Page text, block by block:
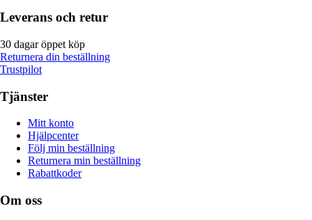
Leverans och retur
30 dagar öppet köp
Returnera din beställning
Trustpilot
Tjänster
Mitt konto
Hjälpcenter
Följ min beställning
Returnera min beställning
Rabattkoder
Om oss